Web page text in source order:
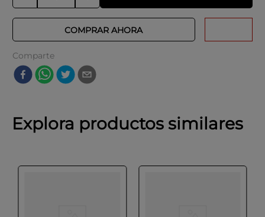
COMPRAR AHORA
Comparte
Explora productos similares